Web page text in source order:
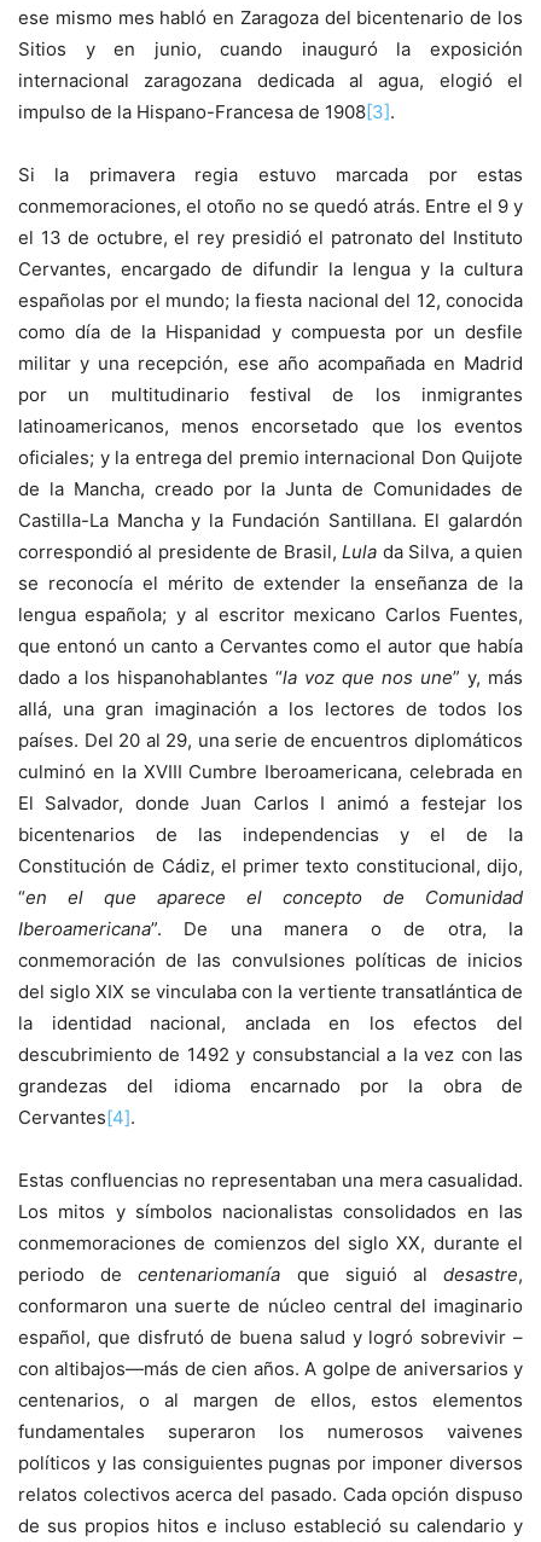
ese mismo mes habló en Zaragoza del bicentenario de los
Sitios y en junio, cuando inauguró la exposición
internacional zaragozana dedicada al agua, elogió el
impulso de la Hispano-Francesa de 1908[3].
Si la primavera regia estuvo marcada por estas
conmemoraciones, el otoño no se quedó atrás. Entre el 9 y
el 13 de octubre, el rey presidió el patronato del Instituto
Cervantes, encargado de difundir la lengua y la cultura
españolas por el mundo; la fiesta nacional del 12, conocida
como día de la Hispanidad y compuesta por un desfile
militar y una recepción, ese año acompañada en Madrid
por un multitudinario festival de los inmigrantes
latinoamericanos, menos encorsetado que los eventos
oficiales; y la entrega del premio internacional Don Quijote
de la Mancha, creado por la Junta de Comunidades de
Castilla-La Mancha y la Fundación Santillana. El galardón
correspondió al presidente de Brasil,Lula da Silva, a quien
se reconocía el mérito de extender la enseñanza de la
lengua española; y al escritor mexicano Carlos Fuentes,
que entonó un canto a Cervantes como el autor que había
dado a los hispanohablantes “la voz que nos une” y, más
allá, una gran imaginación a los lectores de todos los
países. Del 20 al 29, una serie de encuentros diplomáticos
culminó en la XVIII Cumbre Iberoamericana, celebrada en
El Salvador, donde Juan Carlos I animó a festejar los
bicentenarios de las independencias y el de la
Constitución de Cádiz, el primer texto constitucional, dijo,
“en el que aparece el concepto de Comunidad
Iberoamericana”. De una manera o de otra, la
conmemoración de las convulsiones políticas de inicios
del siglo XIX se vinculaba con la vertiente transatlántica de
la identidad nacional, anclada en los efectos del
descubrimiento de 1492 y consubstancial a la vez con las
grandezas del idioma encarnado por la obra de
Cervantes[4].
Estas confluencias no representaban una mera casualidad.
Los mitos y símbolos nacionalistas consolidados en las
conmemoraciones de comienzos del siglo XX, durante el
periodo decentenariomanía que siguió aldesastre,
conformaron una suerte de núcleo central del imaginario
español, que disfrutó de buena salud y logró sobrevivir –
con altibajos—más de cien años. A golpe de aniversarios y
centenarios, o al margen de ellos, estos elementos
fundamentales superaron los numerosos vaivenes
políticos y las consiguientes pugnas por imponer diversos
relatos colectivos acerca del pasado. Cada opción dispuso
de sus propios hitos e incluso estableció su calendario y